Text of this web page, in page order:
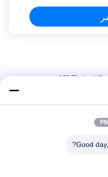
مشغولات فولاذية ثقيلة، عمود بحري وفقًا لمعيار ASME، عمود سفينة،
الصلب الأسطواني الأكمام سبيكة
Good